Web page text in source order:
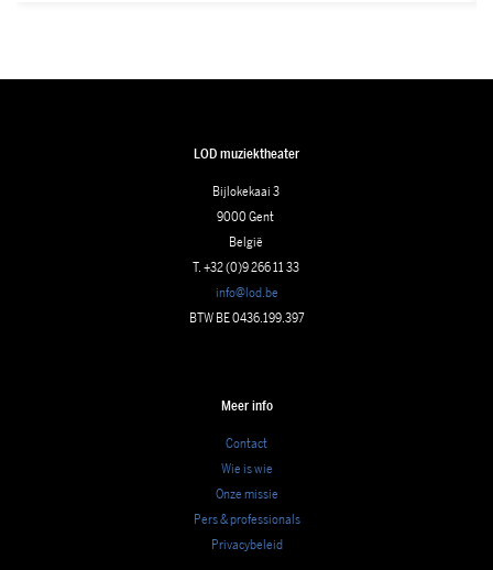
LOD muziektheater
Bijlokekaai 3
9000 Gent
België
T. +32 (0)9 266 11 33
info@lod.be
BTW BE 0436.199.397
Meer info
Contact
Wie is wie
Onze missie
Pers & professionals
Privacybeleid